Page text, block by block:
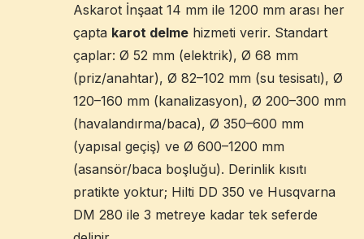
Askarot İnşaat 14 mm ile 1200 mm arası her
çapta karot delme hizmeti verir. Standart
çaplar: Ø 52 mm (elektrik), Ø 68 mm
(priz/anahtar), Ø 82–102 mm (su tesisatı), Ø
120–160 mm (kanalizasyon), Ø 200–300 mm
(havalandırma/baca), Ø 350–600 mm
(yapısal geçiş) ve Ø 600–1200 mm
(asansör/baca boşluğu). Derinlik kısıtı
pratikte yoktur; Hilti DD 350 ve Husqvarna
DM 280 ile 3 metreye kadar tek seferde